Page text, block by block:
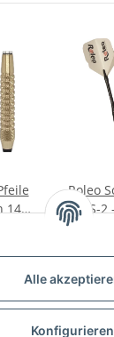
Alle
Konfigurieren
14g,
Roleo
RS-2